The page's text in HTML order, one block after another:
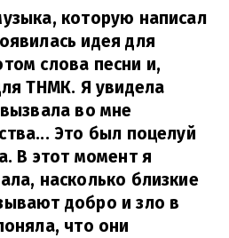
которую написал
идея для
слова песни и,
ТНМК. Я увидела
во мне
Это был поцелуй
В этот момент я
насколько близкие
добро и зло в
что они